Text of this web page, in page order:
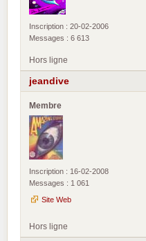
Inscription : 20-02-2006
Messages : 6 613
Hors ligne
jeandive
Membre
Inscription : 16-02-2008
Messages : 1 061
Site Web
Hors ligne